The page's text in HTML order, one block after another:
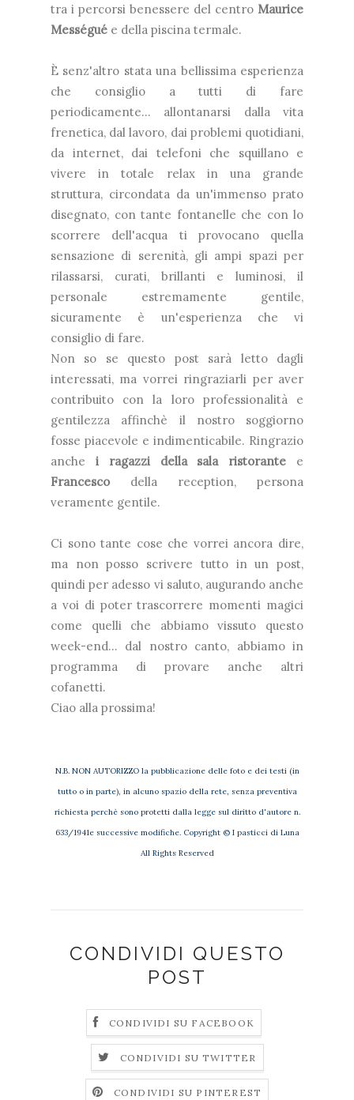
tra i percorsi benessere del centro Maurice
Mességué e della piscina termale.
È senz'altro stata una bellissima esperienza
che consiglio a tutti di fare
periodicamente... allontanarsi dalla vita
frenetica, dal lavoro, dai problemi quotidiani,
da internet, dai telefoni che squillano e
vivere in totale relax in una grande
struttura, circondata da un'immenso prato
disegnato, con tante fontanelle che con lo
scorrere dell'acqua ti provocano quella
sensazione di serenità, gli ampi spazi per
rilassarsi, curati, brillanti e luminosi, il
personale estremamente gentile,
sicuramente è un'esperienza che vi
consiglio di fare.
Non so se questo post sarà letto dagli
interessati, ma vorrei ringraziarli per aver
contribuito con la loro professionalità e
gentilezza affinchè il nostro soggiorno
fosse piacevole e indimenticabile. Ringrazio
anche i ragazzi della sala ristorante e
Francesco della reception, persona
veramente gentile.
Ci sono tante cose che vorrei ancora dire,
ma non posso scrivere tutto in un post,
quindi per adesso vi saluto, augurando anche
a voi di poter trascorrere momenti magici
come quelli che abbiamo vissuto questo
week-end... dal nostro canto, abbiamo in
programma di provare anche altri
cofanetti.
Ciao alla prossima!
N.B. NON AUTORIZZO la pubblicazione delle foto e dei testi (in
tutto o in parte), in alcuno spazio della rete, senza preventiva
richiesta perchè sono protetti dalla legge sul diritto d'autore n.
633/1941e successive modifiche. Copyright © I pasticci di Luna
All Rights Reserved
CONDIVIDI QUESTO
POST
CONDIVIDI SU FACEBOOK
CONDIVIDI SU TWITTER
CONDIVIDI SU PINTEREST